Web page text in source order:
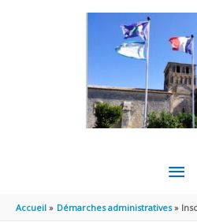
Accueil Démarches administratives